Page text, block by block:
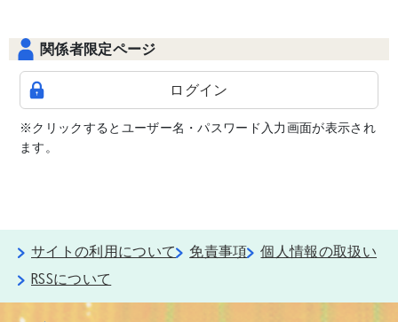
関係者限定ページ
ログイン
※クリックするとユーザー名・パスワード入力画面が表示され
ます。
サイトの利用について 免責事項
個人情報の取扱い
RSSについて